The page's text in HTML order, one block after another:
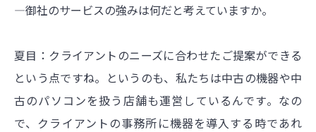
―御社のサービスの強みは何だと考えていますか。
夏目：クライアントのニーズに合わせたご提案ができる
という点ですね。というのも、私たちは中古の機器や中
古のパソコンを扱う店舗も運営しているんです。なの
で、クライアントの事務所に機器を導入する時であれ